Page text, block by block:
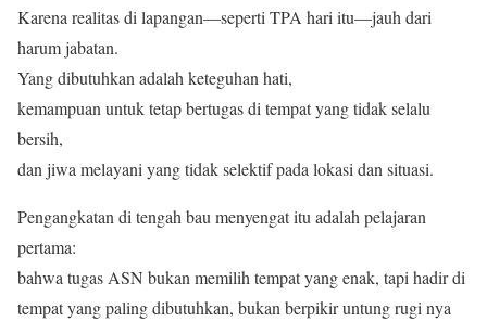
Karena realitas di lapangan—seperti TPA hari itu—jauh dari
harum jabatan.
Yang dibutuhkan adalah keteguhan hati,
kemampuan untuk tetap bertugas di tempat yang tidak selalu
bersih,
dan jiwa melayani yang tidak selektif pada lokasi dan situasi.
Pengangkatan di tengah bau menyengat itu adalah pelajaran
pertama:
bahwa tugas ASN bukan memilih tempat yang enak, tapi hadir di
tempat yang paling dibutuhkan, bukan berpikir untung rugi nya